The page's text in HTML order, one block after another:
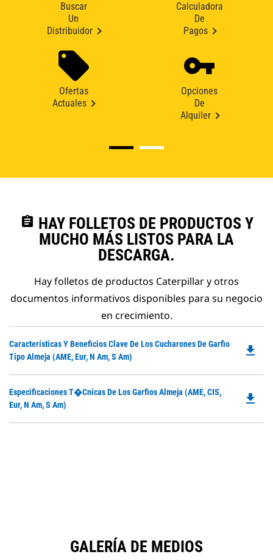
Buscar
Un
Distribuidor
Calculadora
De
Pagos
Ofertas
Actuales
Opciones
De
Alquiler
assignment HAY FOLLETOS DE PRODUCTOS Y
MUCHO MÁS LISTOS PARA LA
DESCARGA.
Hay folletos de productos Caterpillar y otros
documentos informativos disponibles para su negocio
en crecimiento.
Características Y Beneficios Clave De Los Cucharones De Garfio
Tipo Almeja (AME, Eur, N Am, S Am)
file_download
Especificaciones T�cnicas De Los Garfios Almeja (AME, CIS,
Eur, N Am, S Am)
file_download
GALERÍA DE MEDIOS